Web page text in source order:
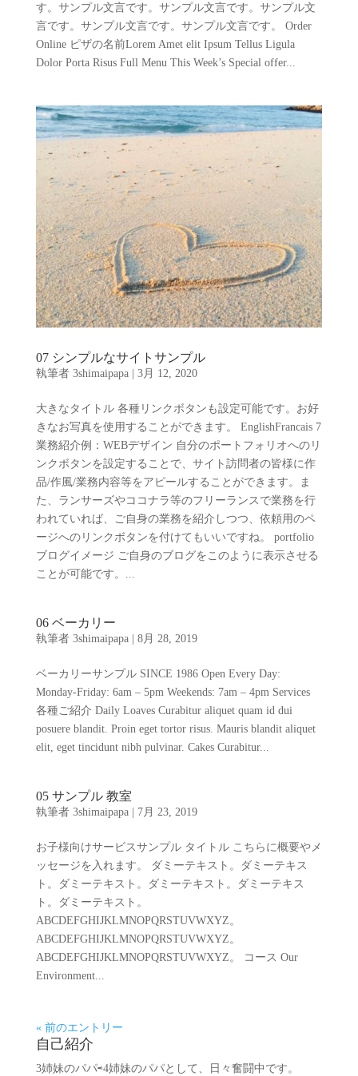
す。サンプル文言です。サンプル文言です。サンプル文
言です。サンプル文言です。サンプル文言です。 Order
Online ピザの名前Lorem Amet elit Ipsum Tellus Ligula
Dolor Porta Risus Full Menu This Week’s Special offer...
07 シンプルなサイトサンプル
執筆者 3shimaipapa| 3月 12, 2020
大きなタイトル 各種リンクボタンも設定可能です。お好
きなお写真を使用することができます。 EnglishFrancais 7
業務紹介例：WEBデザイン 自分のポートフォリオへのリ
ンクボタンを設定することで、サイト訪問者の皆様に作
品/作風/業務内容等をアピールすることができます。ま
た、ランサーズやココナラ等のフリーランスで業務を行
われていれば、ご自身の業務を紹介しつつ、依頼用のペ
ージへのリンクボタンを付けてもいいですね。 portfolio
ブログイメージ ご自身のブログをこのように表示させる
ことが可能です。...
06 ベーカリー
執筆者 3shimaipapa| 8月 28, 2019
ベーカリーサンプル SINCE 1986 Open Every Day:
Monday-Friday: 6am – 5pm Weekends: 7am – 4pm Services
各種ご紹介 Daily Loaves Curabitur aliquet quam id dui
posuere blandit. Proin eget tortor risus. Mauris blandit aliquet
elit, eget tincidunt nibh pulvinar. Cakes Curabitur...
05 サンプル 教室
執筆者 3shimaipapa| 7月 23, 2019
お子様向けサービスサンプル タイトル こちらに概要やメ
ッセージを入れます。 ダミーテキスト。ダミーテキス
ト。ダミーテキスト。ダミーテキスト。ダミーテキス
ト。ダミーテキスト。
ABCDEFGHIJKLMNOPQRSTUVWXYZ。
ABCDEFGHIJKLMNOPQRSTUVWXYZ。
ABCDEFGHIJKLMNOPQRSTUVWXYZ。 コース Our
Environment...
« 前のエントリー
自己紹介
3姉妹のパパ⇨4姉妹のパパとして、日々奮闘中です。